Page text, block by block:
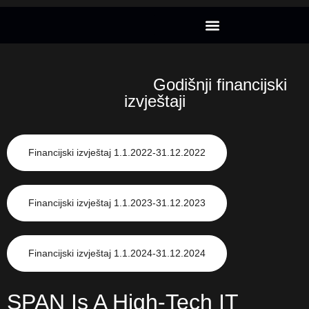
Godišnji financijski
izvještaji
Financijski izvještaj 1.1.2022-31.12.2022
Financijski izvještaj 1.1.2023-31.12.2023
Financijski izvještaj 1.1.2024-31.12.2024
SPAN Is A High-Tech IT